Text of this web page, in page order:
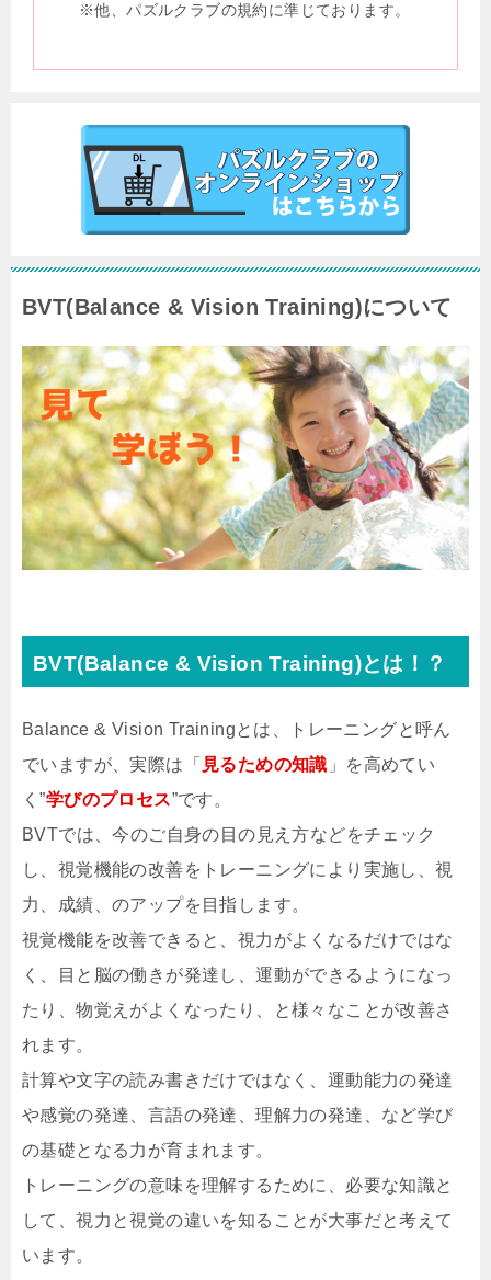
※他、パズルクラブの規約に準じております。
BVT(Balance & Vision Training)について
BVT(Balance & Vision Training)とは！？
Balance & Vision Trainingとは、トレーニングと呼ん
でいますが、実際は「 見るための知識 」を高めてい
く”学びのプロセス”です。
BVTでは、今のご自身の目の見え方などをチェック
し、視覚機能の改善をトレーニングにより実施し、視
力、成績、のアップを目指します。
視覚機能を改善できると、視力がよくなるだけではな
く、目と脳の働きが発達し、運動ができるようになっ
たり、物覚えがよくなったり、と様々なことが改善さ
れます。
計算や文字の読み書きだけではなく、運動能力の発達
や感覚の発達、言語の発達、理解力の発達、など学び
の基礎となる力が育まれます。
トレーニングの意味を理解するために、必要な知識と
して、視力と視覚の違いを知ることが大事だと考えて
います。